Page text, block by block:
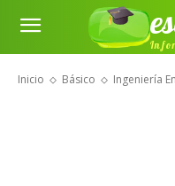
Inicio Básico Ingeniería